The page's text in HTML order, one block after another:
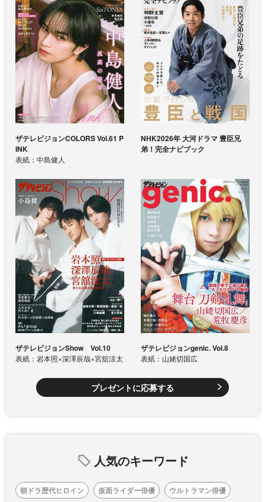
ザテレビジョンCOLORS Vol.61 P
INK
表紙：中島健人
NHK2026年 大河ドラマ 豊臣兄
弟！完全ナビブック
ザテレビジョンShow Vol.10
表紙：岩本照×深澤辰哉×宮舘涼太
ザテレビジョンgenic. Vol.8
表紙：山姥切国広
プレゼントに応募する
人気のキーワード
朝ドラ歴代ヒロイン 仮面ライダー俳優 ウルトラマン俳優